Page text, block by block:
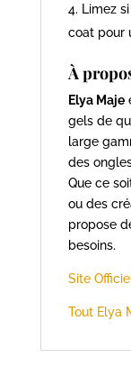
Limez
coat pour
À
Elya Maje
gels de
large
des
Que ce
ou des
propose
besoins.
Site
Tout Elya